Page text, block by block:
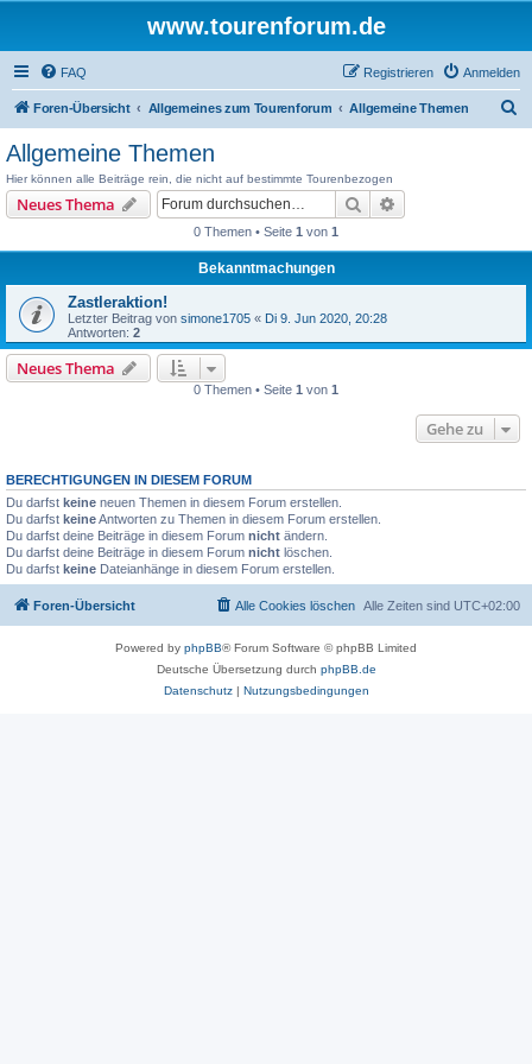
www.tourenforum.de
FAQ Anmelden
Registrieren
Foren-Übersicht Allgemeines zum Tourenforum Allgemeine Themen
Allgemeine Themen
Hier können alle Beiträge rein, die nicht auf bestimmte Tourenbezogen
Neues Thema Suche
0 Themen • Seite 1 von 1
Bekanntmachungen
Zastleraktion!
Letzter Beitrag von simone1705 « Di 9. Jun 2020, 20:28
Antworten: 2
Neues Thema
0 Themen • Seite 1 von 1
Gehe zu
BERECHTIGUNGEN IN DIESEM FORUM
Du darfst keine neuen Themen in diesem Forum erstellen.
Du darfst keineAntworten zu Themen in diesem Forum erstellen.
Du darfst deine Beiträge in diesem Forum nicht ändern.
Du darfst deine Beiträge in diesem Forum nicht löschen.
Du darfst keine Dateianhänge in diesem Forum erstellen.
Foren-Übersicht Alle Zeiten sind UTC+02:00
Alle Cookies löschen
Powered by phpBB® Forum Software © phpBB Limited
Deutsche Übersetzung durch phpBB.de
Datenschutz| Nutzungsbedingungen